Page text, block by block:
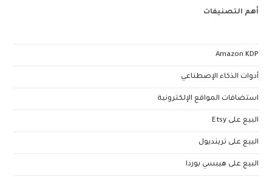
أهم التصنيفات
Amazon KDP
أدوات الذكاء الإصطناعي
استضافات المواقع الإلكترونية
البيع على Etsy
البيع على ترينديول
البيع على هيبسي بوردا